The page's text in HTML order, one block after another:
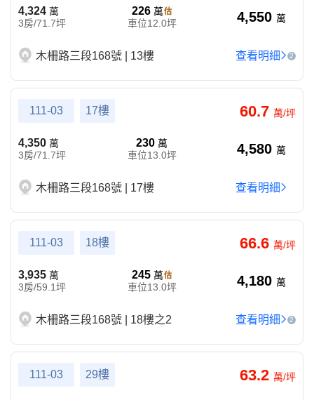
4,324 萬
3房/71.7坪
226 萬
車位12.0坪
4,550 萬
木柵路三段168號 | 13樓 查看明細 2
111-03 17樓 60.7 萬/坪
4,350 萬
3房/71.7坪
230萬
車位13.0坪
4,580 萬
木柵路三段168號 | 17樓 查看明細
111-03 18樓 66.6 萬/坪
3,935 萬
3房/59.1坪
245 萬
車位13.0坪
4,180 萬
木柵路三段168號 | 18樓之2 查看明細 2
111-03 29樓 63.2 萬/坪